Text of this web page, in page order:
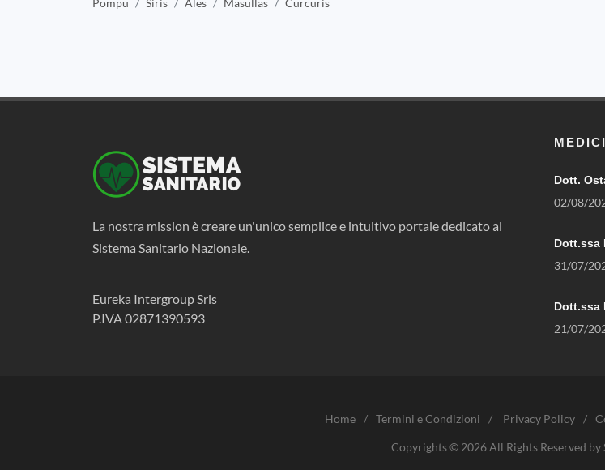
La nostra mission è creare un'unico semplice e intuitivo portale dedicato al
Sistema Sanitario Nazionale.
Eureka Intergroup Srls
P.IVA 02871390593
Dott.
02/08/
Dott.ssa
31/07/
Dott.ssa
21/07/
Home / Termini e Condizioni / Privacy Policy /
Copyrights © 2026 All Rights Reserved by